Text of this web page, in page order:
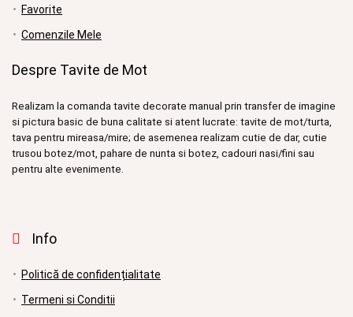
Favorite
Comenzile Mele
Despre Tavite de Mot
Realizam la comanda tavite decorate manual prin transfer de imagine
si pictura basic de buna calitate si atent lucrate: tavite de mot/turta,
tava pentru mireasa/mire; de asemenea realizam cutie de dar, cutie
trusou botez/mot, pahare de nunta si botez, cadouri nasi/fini sau
pentru alte evenimente.
Info
Politică de confidențialitate
Termeni si Conditii